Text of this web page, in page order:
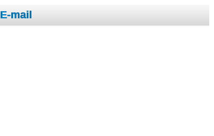
E-mail